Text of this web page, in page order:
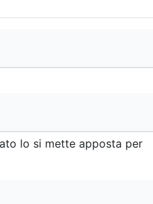
lo si mette apposta per